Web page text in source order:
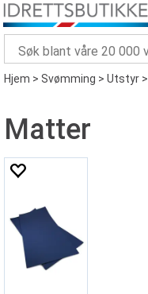
Hjem>Svømming>Utstyr>
Matter